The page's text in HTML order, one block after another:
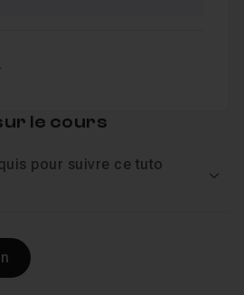
le cours
pour suivre ce tuto